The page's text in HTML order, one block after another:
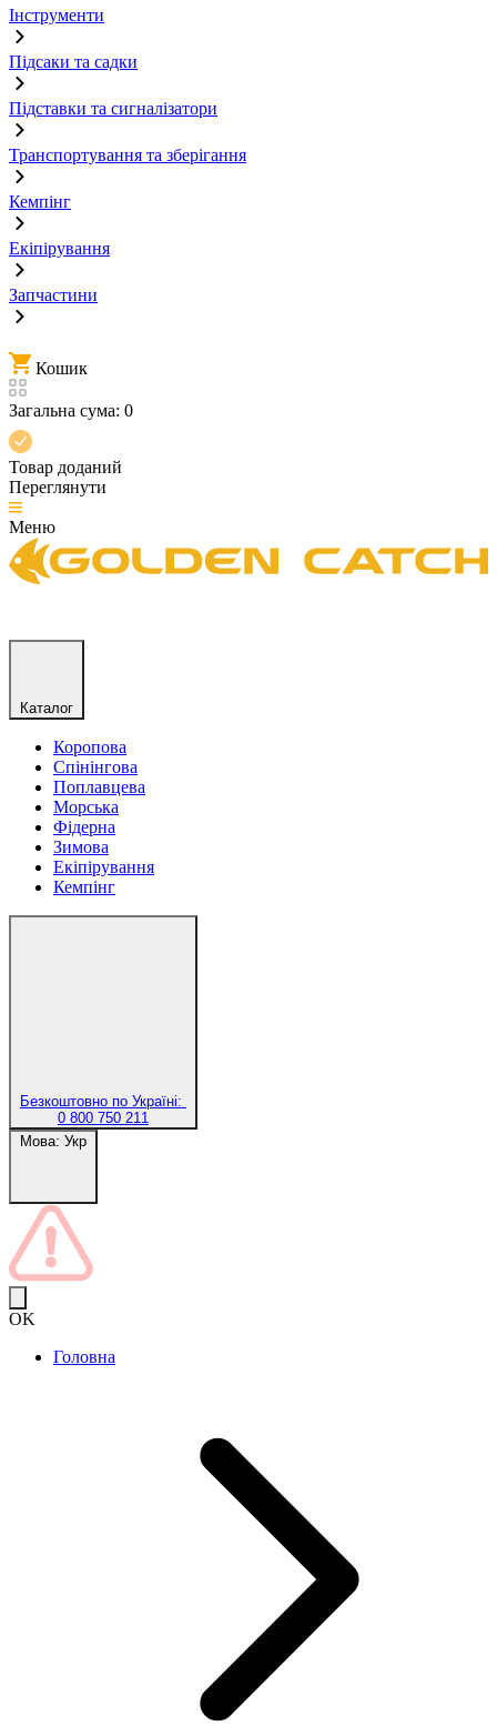
Інструменти
Підсаки та садки
Підставки та сигналізатори
Транспортування та зберігання
Кемпінг
Екіпірування
Запчастини
Кошик
Загальна сума: 0
Товар доданий
Переглянути
Меню
Каталог
Коропова
Спінінгова
Поплавцева
Морська
Фідерна
Зимова
Екіпірування
Кемпінг
Безкоштовно по Україні:
0 800 750 211
Мова: Укр
OK
Головна